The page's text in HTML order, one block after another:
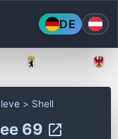
DE
Shell
69